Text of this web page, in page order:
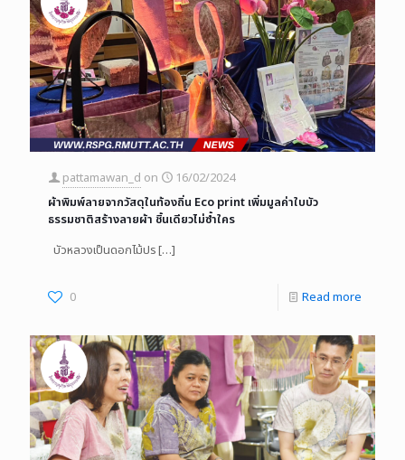
pattamawan_d on
16/02/2024
ผ้าพิมพ์ลายจากวัสดุในท้องถิ่น Eco print เพิ่มมูลค่าใบบัว
ธรรมชาติสร้างลายผ้า ชิ้นเดียวไม่ซ้ำใคร
บัวหลวงเป็นดอกไม้ปร[…]
0 Read more